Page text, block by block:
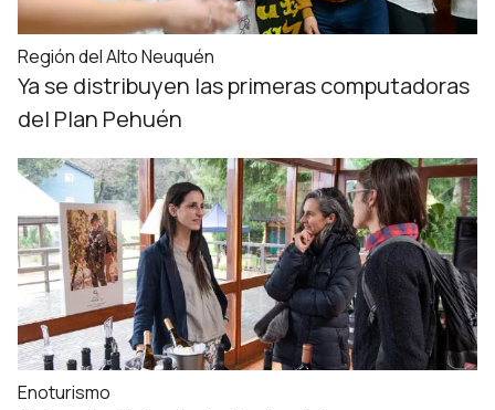
Región del Alto Neuquén
Ya se distribuyen las primeras computadoras
del Plan Pehuén
Enoturismo